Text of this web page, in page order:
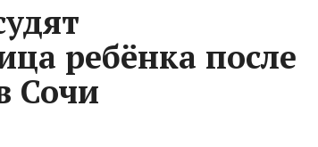
ребёнка после
Сочи